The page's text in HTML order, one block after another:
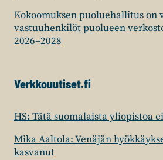
Kokoomuksen puoluehallitus on
vastuuhenkilöt puolueen
2026–2028
Verkkouutiset.fi
HS: Tätä suomalaista yliopistoa
Mika Aaltola: Venäjän
kasvanut